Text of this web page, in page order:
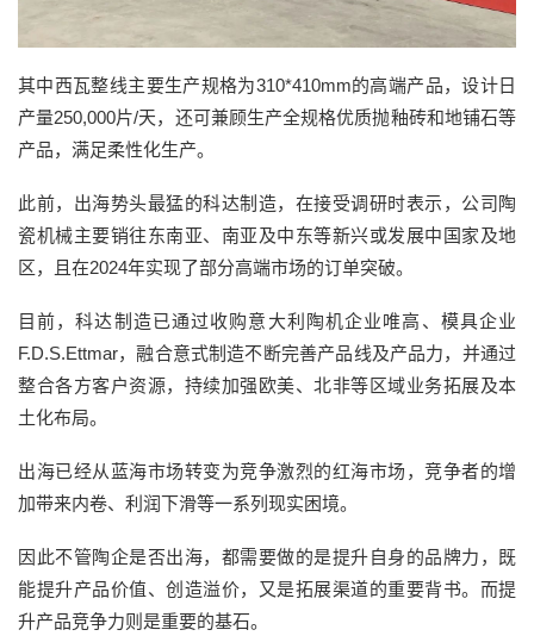
其中西瓦整线主要生产规格为310*410mm的高端产品，设计日
产量250,000片/天，还可兼顾生产全规格优质抛釉砖和地铺石等
产品，满足柔性化生产。
此前，出海势头最猛的科达制造，在接受调研时表示，公司陶
瓷机械主要销往东南亚、南亚及中东等新兴或发展中国家及地
区，且在2024年实现了部分高端市场的订单突破。
目前，科达制造已通过收购意大利陶机企业唯高、模具企业
F.D.S.Ettmar，融合意式制造不断完善产品线及产品力，并通过
整合各方客户资源，持续加强欧美、北非等区域业务拓展及本
土化布局。
出海已经从蓝海市场转变为竞争激烈的红海市场，竞争者的增
加带来内卷、利润下滑等一系列现实困境。
因此不管陶企是否出海，都需要做的是提升自身的品牌力，既
能提升产品价值、创造溢价，又是拓展渠道的重要背书。而提
升产品竞争力则是重要的基石。